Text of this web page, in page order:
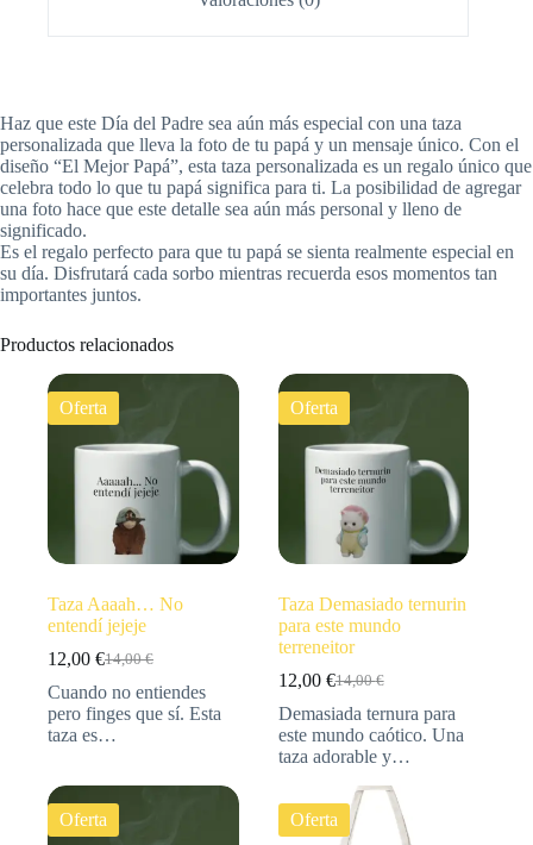
Haz que este Día del Padre sea aún más especial con una taza
personalizada que lleva la foto de tu papá y un mensaje único. Con el
diseño “El Mejor Papá”, esta taza personalizada es un regalo único que
celebra todo lo que tu papá significa para ti. La posibilidad de agregar
una foto hace que este detalle sea aún más personal y lleno de
significado.
Es el regalo perfecto para que tu papá se sienta realmente especial en
su día. Disfrutará cada sorbo mientras recuerda esos momentos tan
importantes juntos.
Productos relacionados
Oferta
Taza Aaaah… No
entendí jejeje
14,00€
12,00 €
Cuando no entiendes
pero finges que sí. Esta
taza es…
Oferta
Taza Demasiado ternurin
para este mundo
terreneitor
14,00€
12,00 €
Demasiada ternura para
este mundo caótico. Una
taza adorable y…
Oferta Oferta